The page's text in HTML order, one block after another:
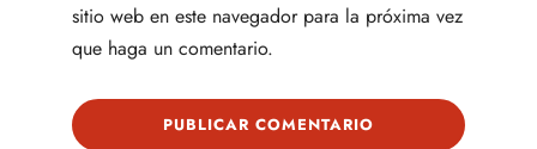
sitio web en este navegador para la próxima vez
que haga un comentario.